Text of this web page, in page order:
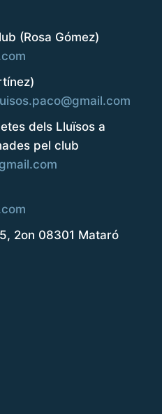
(Rosa Gómez)
dels Lluïsos a
pel club
2on 08301 Mataró